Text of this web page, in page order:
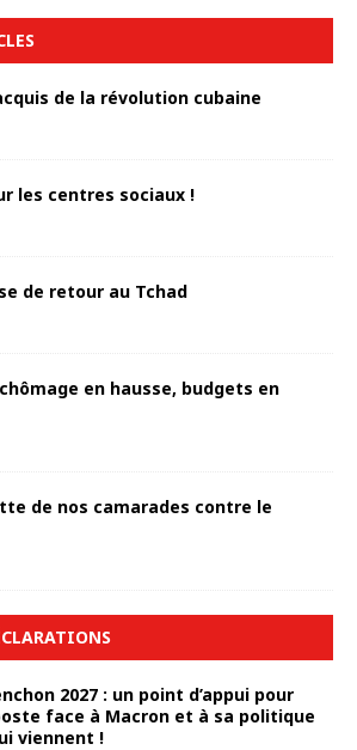
de la révolution cubaine
les centres sociaux !
de retour au Tchad
en hausse, budgets en
de nos camarades contre le
2027 : un point d’appui pour
face à Macron et à sa politique
viennent !